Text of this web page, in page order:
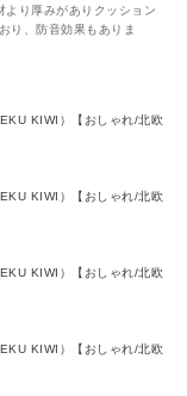
より厚みがありクッション
り、防音効果もありま